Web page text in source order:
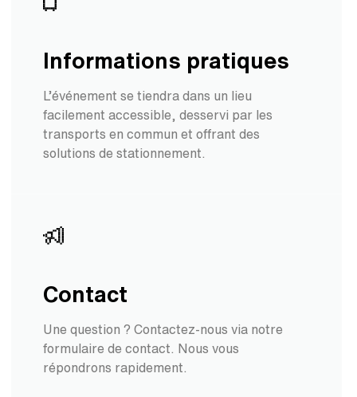
Informations pratiques
L’événement se tiendra dans un lieu
facilement accessible, desservi par les
transports en commun et offrant des
solutions de stationnement.
Contact
Une question ? Contactez-nous via notre
formulaire de contact. Nous vous
répondrons rapidement.